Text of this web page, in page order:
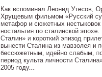
Как вспоминал Леонид Утесов,
Хрущевым фильмом «Русский
метафор и сюжетных нестыковок
ностальгия по сталинской
Сталин» и короткий эпизод
вынести Сталина из мавзолея и
бессюжетным, идейно слабым,
период культа личности
2005 году...